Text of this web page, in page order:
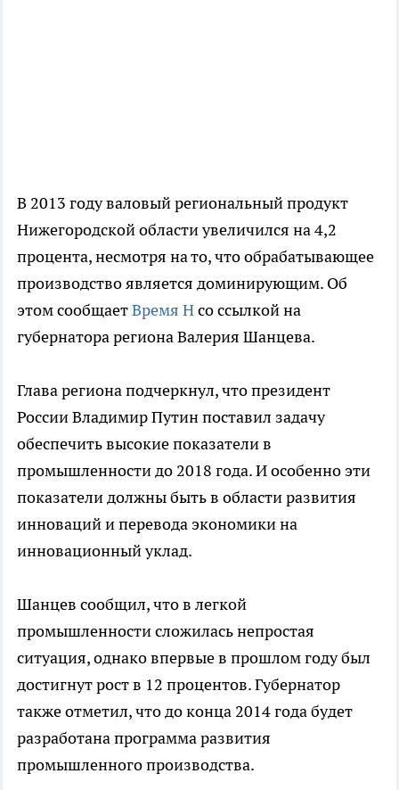
В 2013 году валовый региональный продукт
Нижегородской области увеличился на 4,2
процента, несмотря на то, что обрабатывающее
производство является доминирующим. Об
этом сообщаетВремя Нсо ссылкой на
губернатора региона Валерия Шанцева.
Глава региона подчеркнул, что президент
России Владимир Путин поставил задачу
обеспечить высокие показатели в
промышленности до 2018 года. И особенно эти
показатели должны быть в области развития
инноваций и перевода экономики на
инновационный уклад.
Шанцев сообщил, что в легкой
промышленности сложилась непростая
ситуация, однако впервые в прошлом году был
достигнут рост в 12 процентов. Губернатор
также отметил, что до конца 2014 года будет
разработана программа развития
промышленного производства.